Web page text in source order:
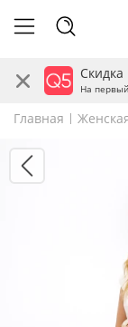
Скидка
На
Главная